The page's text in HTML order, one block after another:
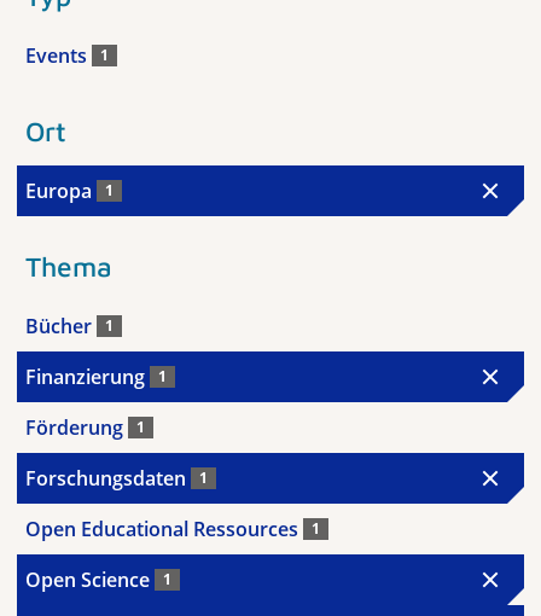
Events 1
Ort
Europa 1
Thema
Bücher 1
Finanzierung 1
Förderung 1
Forschungsdaten 1
Open Educational Ressources 1
Open Science 1